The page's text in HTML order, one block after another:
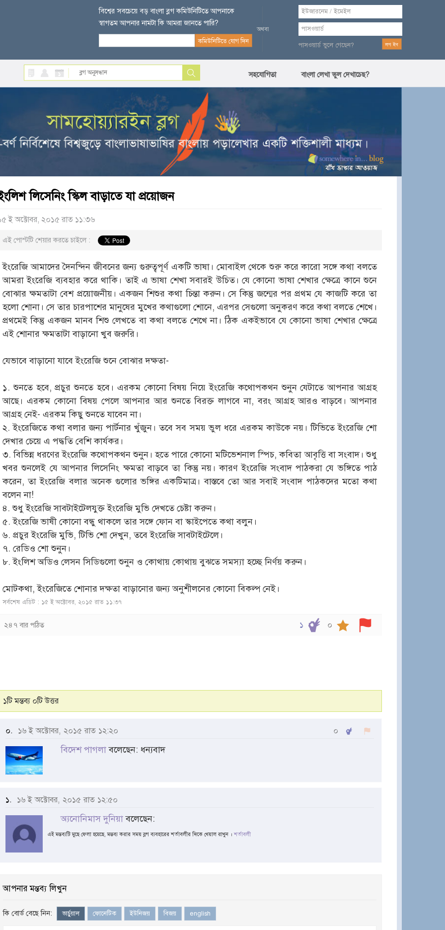
বিশ্বের সবচেয়ে বড় বাংলা ব্লগ কমিউনিটিতে আপনাকে
স্বাগতম আপনার নামটা কি আমরা জানতে পারি?
পাসওয়ার্ড ভুলে গেছেন?
সহযোগিতা বাংলা লেখা ভুল দেখাচেছ?
লিসেনিং স্কিল বাড়াতে যা প্রয়োজন
ই অক্টোবর, ২০১৫ রাত ১১:৩৬
এই পোস্টটি শেয়ার করতে চাইলে :
ইংরেজি আমাদের দৈনন্দিন জীবনের জন্য গুরুত্বপূর্ণ একটি ভাষা। মোবাইল থেকে শুরু করে কারো সঙ্গে কথা বলতে
আমরা ইংরেজি ব্যবহার করে থাকি। তাই এ ভাষা শেখা সবারই উচিত। যে কোনো ভাষা শেখার ক্ষেত্রে কানে শুনে
বোঝার ক্ষমতাটা বেশ প্রয়োজনীয়। একজন শিশুর কথা চিন্তা করুন। সে কিন্তু জন্মের পর প্রথম যে কাজটি করে তা
হলো শোনা। সে তার চারপাশের মানুষের মুখের কথাগুলো শোনে, এরপর সেগুলো অনুকরণ করে কথা বলতে শেখে।
প্রথমেই কিন্তু একজন মানব শিশু লেখতে বা কথা বলতে শেখে না। ঠিক একইভাবে যে কোনো ভাষা শেখার ক্ষেত্রে
এই শোনার ক্ষমতাটা বাড়ানো খুব জরুরি।
যেভাবে বাড়ানো যাবে ইংরেজি শুনে বোঝার দক্ষতা-
১. শুনতে হবে, প্রচুর শুনতে হবে। এরকম কোনো বিষয় নিয়ে ইংরেজি কথোপকথন শুনুন যেটাতে আপনার আগ্রহ
আছে। এরকম কোনো বিষয় পেলে আপনার আর শুনতে বিরক্ত লাগবে না, বরং আগ্রহ আরও বাড়বে। আপনার
আগ্রহ নেই- এরকম কিছু শুনতে যাবেন না।
২. ইংরেজিতে কথা বলার জন্য পার্টনার খুঁজুন। তবে সব সময় ভুল ধরে এরকম কাউকে নয়। টিভিতে ইংরেজি শো
দেখার চেয়ে এ পদ্ধতি বেশি কার্যকর।
৩. বিভিন্ন ধরণের ইংরেজি কথোপকথন শুনুন। হতে পারে কোনো মটিভেশনাল স্পিচ, কবিতা আবৃত্তি বা সংবাদ। শুধু
খবর শুনলেই যে আপনার লিসেনিং ক্ষমতা বাড়বে তা কিন্তু নয়। কারণ ইংরেজি সংবাদ পাঠকরা যে ভঙ্গিতে পাঠ
করেন, তা ইংরেজি বলার অনেক গুলোর ভঙ্গির একটিমাত্র। বাস্তবে তো আর সবাই সংবাদ পাঠকদের মতো কথা
বলেন না!
৪. শুধু ইংরেজি সাবটাইটেলযুক্ত ইংরেজি মুভি দেখতে চেষ্টা করুন।
৫. ইংরেজি ভাষী কোনো বন্ধু থাকলে তার সঙ্গে ফোন বা স্কাইপেতে কথা বলুন।
৬. প্রচুর ইংরেজি মুভি, টিভি শো দেখুন, তবে ইংরেজি সাবটাইটেলে।
৭. রেডিও শো শুনুন।
৮. ইংলিশ অডিও লেসন সিডিগুলো শুনুন ও কোথায় কোথায় বুঝতে সমস্যা হচ্ছে নির্ণয় করুন।
মোটকথা, ইংরেজিতে শোনার দক্ষতা বাড়ানোর জন্য অনুশীলনের কোনো বিকল্প নেই।
সর্বশেষ এডিট : ১৫ ই অক্টোবর, ২০১৫ রাত ১১:৩৭
২৪৭ বার পঠিত ০
১
১টি মন্তব্য ০টি উত্তর
০. ১৬ ই অক্টোবর, ২০১৫ রাত ১২:২০ ০
বিদেশ পাগলাবলেছেন: ধন্যবাদ
১. ১৬ ই অক্টোবর, ২০১৫ রাত ১২:৫০
অ্যনোনিমাস দুনিয়াবলেছেন:
এই মন্তব্যটি মুছে ফেলা হয়েছে, মন্তব্য করার সময় ব্লগ ব্যবহারের শর্তাবলীর দিকে খেয়াল রাখুন । শর্তাবলী
আপনার মন্তব্য লিখুন
কি বোর্ড বেছে নিন: ভার্চুয়াল ফোনেটিক ইউনিজয় বিজয় english